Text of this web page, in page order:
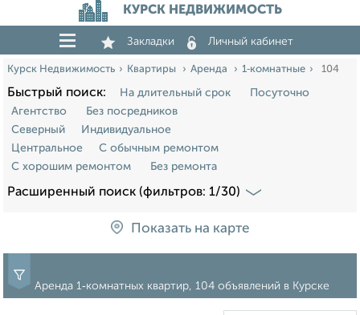
КУРСК НЕДВИЖИМОСТЬ
Закладки Личный кабинет
Курск Недвижимость Квартиры Аренда 1‑комнатные 104
Быстрый поиск: На длительный срок
Посуточно
Агентство
Без посредников
Северный
Индивидуальное
Центральное
С обычным ремонтом
С хорошим ремонтом
Без ремонта
Расширенный поиск (фильтров: 1/30)
Показать на карте
Аренда 1‑комнатных квартир, 104 объявлений в Курске